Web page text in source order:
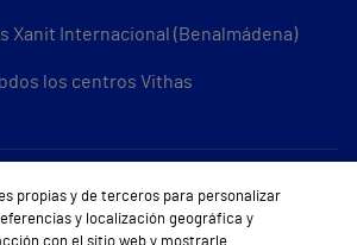
Xanit Internacional (Benalmádena)
los centros Vithas
Sobre Vithas
Quiénes somos
propias y de terceros para personalizar
y localización geográfica y